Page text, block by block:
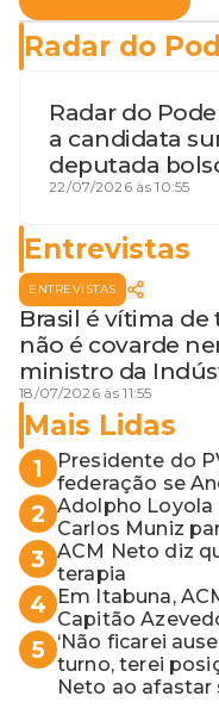
Radar do
Radar do
a candidata
deputada
discórdia
22/07/2026 às 10:55
Entrevistas
ENTREVISTAS
Brasil é vítima
não é covarde
ministro da
18/07/2026 às 11:55
Mais Lidas
1
Presidente do
federação se
2 Adolpho Loyola
Carlos Muniz
3 ACM Neto diz
terapia
4
Em Itabuna,
Capitão
5
‘Não ficarei
turno, terei
Neto ao afastar